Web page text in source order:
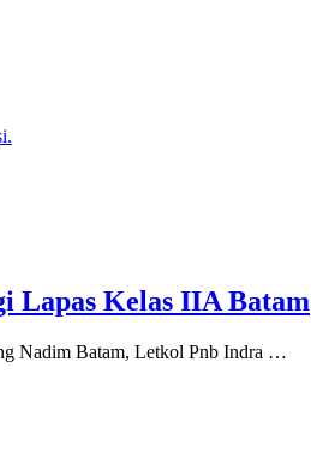
Lapas Kelas IIA Batam
Nadim Batam, Letkol Pnb Indra …